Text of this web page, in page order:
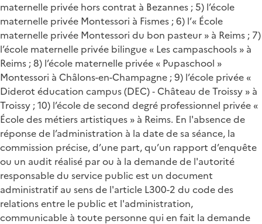
maternelle privée hors contrat à Bezannes ; 5) l’école
maternelle privée Montessori à Fismes ; 6) l’« École
maternelle privée Montessori du bon pasteur » à Reims ; 7)
l’école maternelle privée bilingue « Les campaschools » à
Reims ; 8) l’école maternelle privée « Pupaschool »
Montessori à Châlons-en-Champagne ; 9) l’école privée «
Diderot éducation campus (DEC) ‐ Château de Troissy » à
Troissy ; 10) l’école de second degré professionnel privée «
École des métiers artistiques » à Reims. En l'absence de
réponse de l’administration à la date de sa séance, la
commission précise, d’une part, qu’un rapport d’enquête
ou un audit réalisé par ou à la demande de l'autorité
responsable du service public est un document
administratif au sens de l'article L300-2 du code des
relations entre le public et l'administration,
communicable à toute personne qui en fait la demande